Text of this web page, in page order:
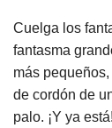
Cuelga los
fantasma
más
de cordón de
palo. ¡Y ya